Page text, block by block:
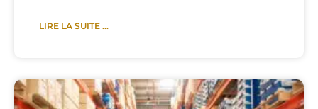
LIRE LA SUITE ...